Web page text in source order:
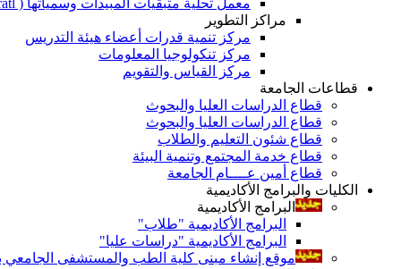
مراكز التطوير
مركز تنمية قدرات أعضاء هيئة التدريس
مركز تنكولوجيا المعلومات
مركز القياس والتقويم
قطاعات الجامعة
قطاع الدراسات العليا والبحوث
قطاع الدراسات العليا والبحوث
قطاع شئون التعليم والطلاب
قطاع خدمة المجتمع وتنمية البيئة
قطاع أمين عــــام الجامعة
الكليات والبرامج الأكاديمية
البرامج الأكاديمية
البرامج الأكاديمية "طلاب"
البرامج الأكاديمية "دراسات عليا"
موقع إنشاء مبنى كلية الطب والمستشفى الجامعي